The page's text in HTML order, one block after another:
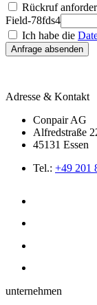
Rückruf
Field-78fds4
Ich habe die
Anfrage absenden
Adresse & Kontakt
Conpair AG
Alfredstraße
45131 Essen
Tel.: +49 201
unternehmen